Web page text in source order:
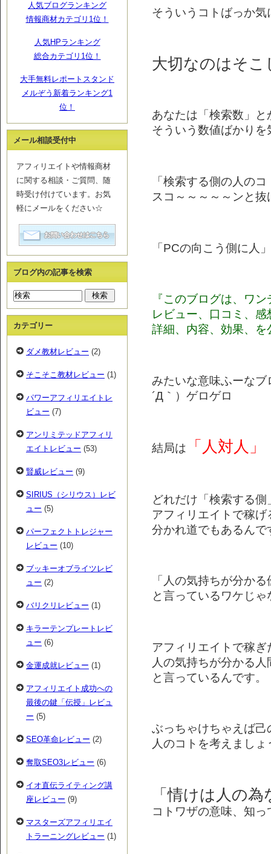
そういうコトばっか
大切なのはそこ
あなたは「検索数」
そういう数値ばかり
「検索する側の人の
スコ～～～～～ンと
「PCの向こう側に人
『このブログは、ワ
レビュー、口コミ、
詳細、内容、効果、
みたいな意味ふーな
´Д｀）ゲロゲロ
結局は 「人対人」
どれだけ「検索する
アフィリエイトで稼
分かれ道でもあるんで
「人の気持ちが分か
と言っているワケじ
アフィリエイトで稼ぎ
人の気持ちが分かる
と言っているんです。
ぶっちゃけちゃえば己
人のコトを考えまし
「情けは人の
コトワザの意味、知
人気ブログランキング
情報商材カテゴリ1位！
人気HPランキング
総合カテゴリ1位！
大手無料レポートスタンド
メルぞう新着ランキング1
位！
メール相談受付中
アフィリエイトや情報商材
に関する相談・ご質問、随
時受け付けています。お気
軽にメールをください☆
ブログ内の記事を検索
カテゴリー
ダメ教材レビュー (2)
そこそこ教材レビュー (1)
パワーアフィリエイトレ
ビュー (7)
アンリミテッドアフィリ
エイトレビュー (53)
賢威レビュー (9)
SIRIUS（シリウス）レビ
ュー (5)
パーフェクトトレジャー
レビュー (10)
ブッキーオブライツレビ
ュー (2)
バリクリレビュー (1)
キラーテンプレートレビ
ュー (6)
金運成就レビュー (1)
アフィリエイト成功への
最後の鍵「伝授」レビュ
ー (5)
SEO革命レビュー (2)
奪取SEO3レビュー (6)
イオ直伝ライティング講
座レビュー (9)
マスターズアフィリエイ
トラーニングレビュー (1)